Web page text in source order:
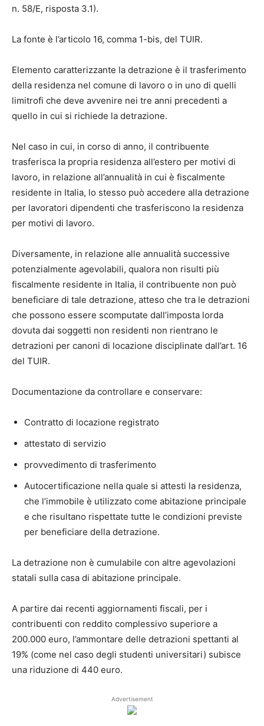
n. 58/E, risposta 3.1).
La fonte è l’articolo 16, comma 1-bis, del TUIR.
Elemento caratterizzante la detrazione è il trasferimento
della residenza nel comune di lavoro o in uno di quelli
limitrofi che deve avvenire nei tre anni precedenti a
quello in cui si richiede la detrazione.
Nel caso in cui, in corso di anno, il contribuente
trasferisca la propria residenza all’estero per motivi di
lavoro, in relazione all’annualità in cui è fiscalmente
residente in Italia, lo stesso può accedere alla detrazione
per lavoratori dipendenti che trasferiscono la residenza
per motivi di lavoro.
Diversamente, in relazione alle annualità successive
potenzialmente agevolabili, qualora non risulti più
fiscalmente residente in Italia, il contribuente non può
beneficiare di tale detrazione, atteso che tra le detrazioni
che possono essere scomputate dall’imposta lorda
dovuta dai soggetti non residenti non rientrano le
detrazioni per canoni di locazione disciplinate dall’art. 16
del TUIR.
Documentazione da controllare e conservare:
Contratto di locazione registrato
attestato di servizio
provvedimento di trasferimento
Autocertificazione nella quale si attesti la residenza,
che l’immobile è utilizzato come abitazione principale
e che risultano rispettate tutte le condizioni previste
per beneficiare della detrazione.
La detrazione non è cumulabile con altre agevolazioni
statali sulla casa di abitazione principale.
A partire dai recenti aggiornamenti fiscali, per i
contribuenti con reddito complessivo superiore a
200.000 euro, l’ammontare delle detrazioni spettanti al
19% (come nel caso degli studenti universitari) subisce
una riduzione di 440 euro.
Advertisement